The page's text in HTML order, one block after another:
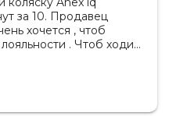
за 10. Продавец
. Чтоб ходить